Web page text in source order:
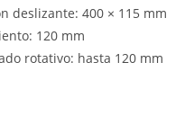
deslizante: 400 × 115 mm
120 mm
rotativo: hasta 120 mm